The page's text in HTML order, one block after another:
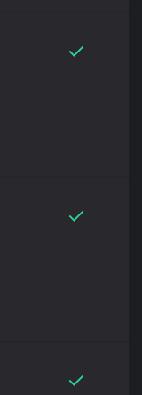
✓
✓
✓